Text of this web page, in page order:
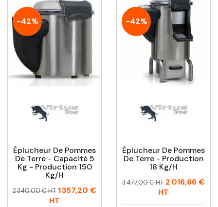
-42%
Éplucheur De Pommes
De Terre - Capacité 5
Kg - Production 150
Kg/h
Prix
Prix
2 340,00 € HT 1 357,20 €
HT
-42%
Éplucheur De Pommes
De Terre - Production
18 Kg/h
Prix
Prix
3 477,00 € HT 2 016,66 €
HT